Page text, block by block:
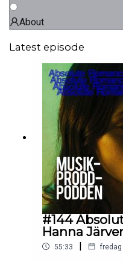
About
Latest episode
#144
Hanna Järver
55:33 | fredag